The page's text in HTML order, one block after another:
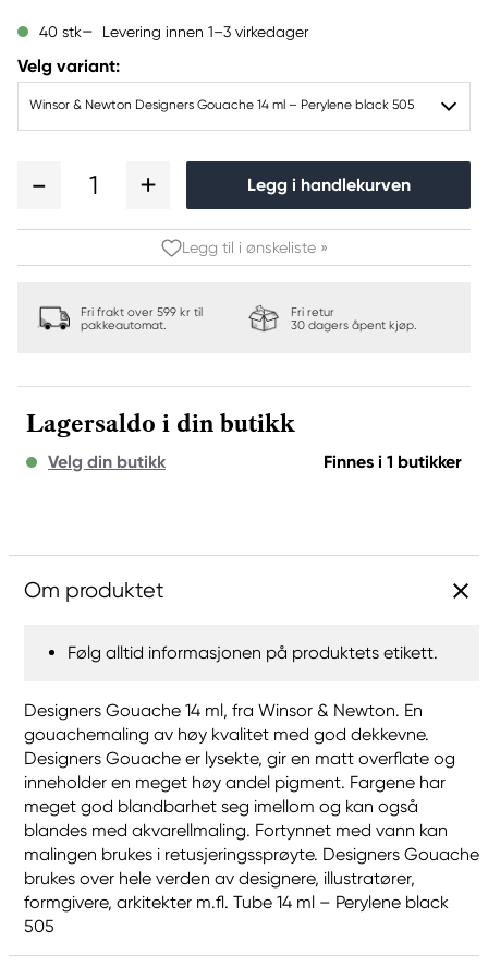
40 stk Levering innen 1–3 virkedager
Velg variant:
Winsor & Newton Designers Gouache 14 ml – Perylene black 505
1 Legg i handlekurven
Legg til i ønskeliste »
Fri frakt over 599 kr til
pakkeautomat.
Fri retur
30 dagers åpent kjøp.
Lagersaldo i din butikk
Velg din butikk Finnes i 1 butikker
Om produktet
Følg alltid informasjonen på produktets etikett.
Designers Gouache 14 ml, fra Winsor & Newton. En
gouachemaling av høy kvalitet med god dekkevne.
Designers Gouache er lysekte, gir en matt overflate og
inneholder en meget høy andel pigment. Fargene har
meget god blandbarhet seg imellom og kan også
blandes med akvarellmaling. Fortynnet med vann kan
malingen brukes i retusjeringssprøyte. Designers Gouache
brukes over hele verden av designere, illustratører,
formgivere, arkitekter m.fl. Tube 14 ml – Perylene black
505